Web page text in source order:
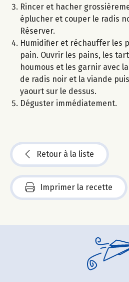
Rincer et hacher
éplucher et couper le radis
Réserver.
Humidifier et réchauffer les
pain. Ouvrir les pains, les
houmous et les garnir avec
de radis noir et la viande
yaourt sur le dessus.
Déguster immédiatement.
Retour à la liste
Imprimer la recette